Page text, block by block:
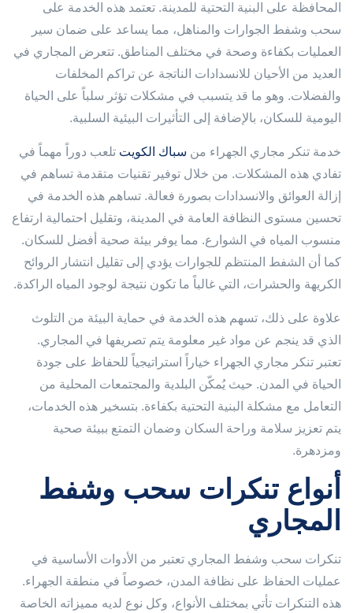
المحافظة على البنية التحتية للمدينة. تعتمد هذه الخدمة على
سحب وشفط الجوارات والمناهل، مما يساعد على ضمان سير
العمليات بكفاءة وصحة في مختلف المناطق. تتعرض المجاري في
العديد من الأحيان للانسدادات الناتجة عن تراكم المخلفات
والفضلات. وهو ما قد يتسبب في مشكلات تؤثر سلباً على الحياة
اليومية للسكان، بالإضافة إلى التأثيرات البيئية السلبية.
خدمة تنكر مجاري الجهراء من سباك الكويت تلعب دوراً مهماً في
تفادي هذه المشكلات. من خلال توفير تقنيات متقدمة تساهم في
إزالة العوائق والانسدادات بصورة فعالة. تساهم هذه الخدمة في
تحسين مستوى النظافة العامة في المدينة، وتقليل احتمالية ارتفاع
منسوب المياه في الشوارع. مما يوفر بيئة صحية أفضل للسكان.
كما أن الشفط المنتظم للجوارات يؤدي إلى تقليل انتشار الروائح
الكريهة والحشرات، التي غالباً ما تكون نتيجة لوجود المياه الراكدة.
علاوة على ذلك، تسهم هذه الخدمة في حماية البيئة من التلوث
الذي قد ينجم عن مواد غير معلومة يتم تصريفها في المجاري.
تعتبر تنكر مجاري الجهراء خياراً استراتيجياً للحفاظ على جودة
الحياة في المدن. حيث يُمكّن البلدية والمجتمعات المحلية من
التعامل مع مشكلة البنية التحتية بكفاءة. بتسخير هذه الخدمات،
يتم تعزيز سلامة وراحة السكان وضمان التمتع ببيئة صحية
ومزدهرة.
أنواع تنكرات سحب وشفط
المجاري
تنكرات سحب وشفط المجاري تعتبر من الأدوات الأساسية في
عمليات الحفاظ على نظافة المدن، خصوصاً في منطقة الجهراء.
هذه التنكرات تأتي بمختلف الأنواع، وكل نوع لديه مميزاته الخاصة